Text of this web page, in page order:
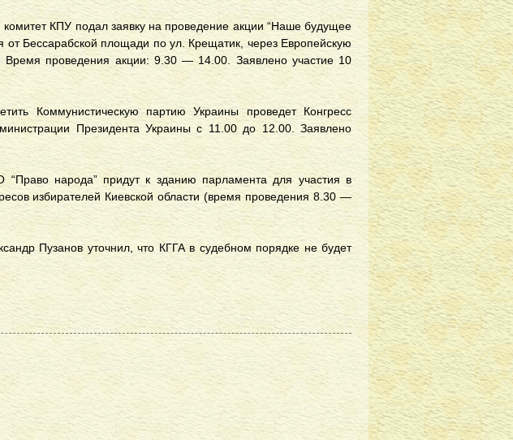
комитет КПУ подал заявку на проведение акции “Наше будущее
Бессарабской площади по ул. Крещатик, через Европейскую
проведения акции: 9.30 — 14.00. Заявлено участие 10
Коммунистическую партию Украины проведет Конгресс
Президента Украины с 11.00 до 12.00. Заявлено
“Право народа” придут к зданию парламента для участия в
избирателей Киевской области (время проведения 8.30 —
Пузанов уточнил, что КГГА в судебном порядке не будет